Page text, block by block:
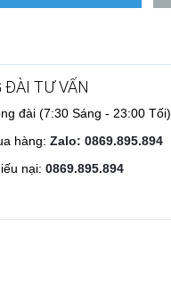
ĐÀI TƯ VẤN
đài (7:30 Sáng - 23:00 Tối)
hàng: Zalo: 0869.895.894
nại: 0869.895.894